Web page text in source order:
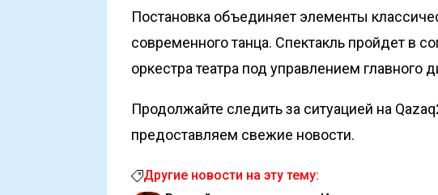
Постановка объединяет элементы
современного танца. Спектакль пройдет в
оркестра театра под управлением главного
Продолжайте следить за ситуацией на
предоставляем свежие новости.
Другие новости на эту тему: